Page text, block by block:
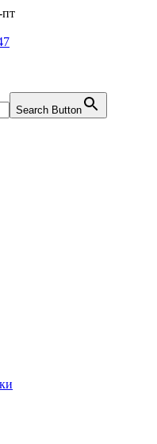
Search Button